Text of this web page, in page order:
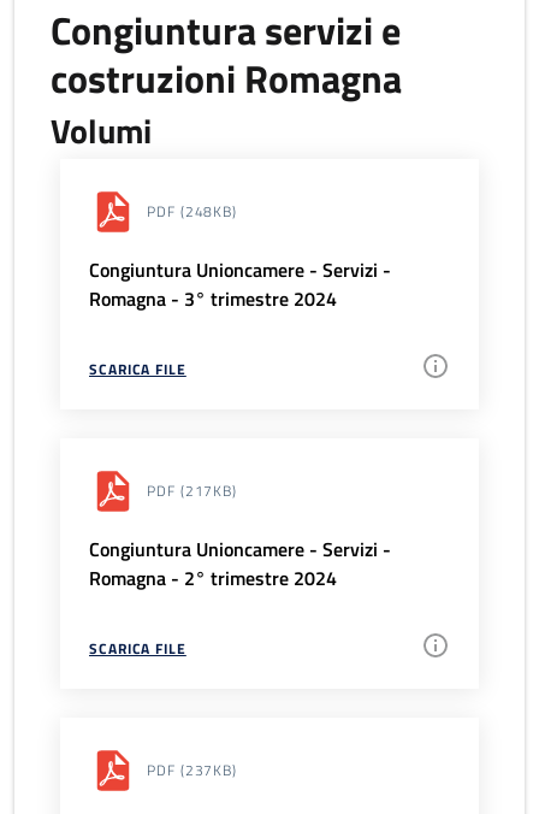
Congiuntura servizi e
costruzioni Romagna
Volumi
PDF (248KB)
Congiuntura Unioncamere - Servizi -
Romagna - 3° trimestre 2024
SCARICA FILE
PDF (217KB)
Congiuntura Unioncamere - Servizi -
Romagna - 2° trimestre 2024
SCARICA FILE
PDF (237KB)